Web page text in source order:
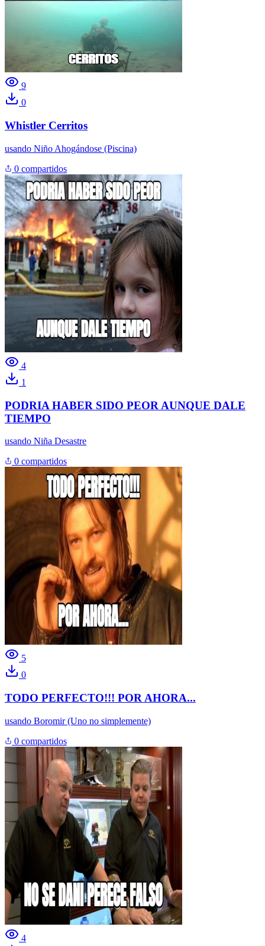
9
0
Whistler Cerritos
usando Niño Ahogándose (Piscina)
0 compartidos
4
1
PODRIA HABER SIDO PEOR AUNQUE DALE
TIEMPO
usando Niña Desastre
0 compartidos
5
0
TODO PERFECTO!!! POR AHORA...
usando Boromir (Uno no simplemente)
0 compartidos
4